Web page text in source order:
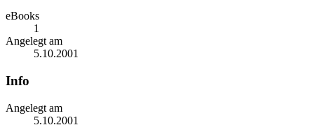
eBooks
1
Angelegt am
5.10.2001
Info
Angelegt am
5.10.2001